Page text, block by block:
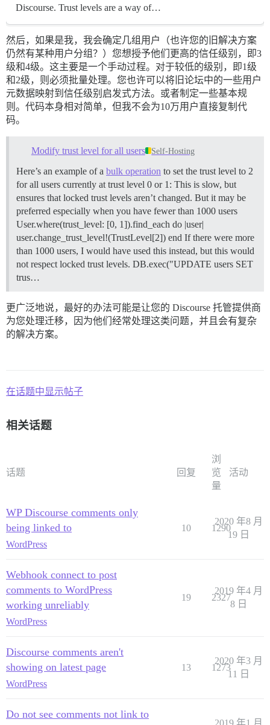
Discourse. Trust levels are a way of…
然后，如果是我，我会确定几组用户（也许您的旧解决方案
仍然有某种用户分组？）您想授予他们更高的信任级别，即3
级和4级。这主要是一个手动过程。对于较低的级别，即1级
和2级，则必须批量处理。您也许可以将旧论坛中的一些用户
元数据映射到信任级别启发式方法。或者制定一些基本规
则。代码本身相对简单，但我不会为10万用户直接复制代
码。
Modify trust level for all users Self-Hosting
Here’s an example of a bulk operation to set the trust level to 2
for all users currently at trust level 0 or 1: This is slow, but
ensures that locked trust levels aren’t changed. But it may be
preferred especially when you have fewer than 1000 users
User.where(trust_level: [0, 1]).find_each do |user|
user.change_trust_level!(TrustLevel[2]) end If there were more
than 1000 users, I would have used this instead, but this would
not respect locked trust levels. DB.exec("UPDATE users SET
trus…
更广泛地说，最好的办法可能是让您的 Discourse 托管提供商
为您处理迁移，因为他们经常处理这类问题，并且会有复杂
的解决方案。
在话题中显示帖子
相关话题
话题 回复
浏
览
量
活动
WP Discourse comments only
being linked to
WordPress
10 1290
2020 年8 月
19 日
Webhook connect to post
comments to WordPress
working unreliably
WordPress
19 2327
2019 年4 月
8 日
Discourse comments aren't
showing on latest page
WordPress
13 1273
2020 年3 月
11 日
Do not see comments not link to
2019 年1 月